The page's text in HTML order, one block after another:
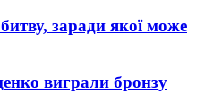
заради якої може
виграли бронзу